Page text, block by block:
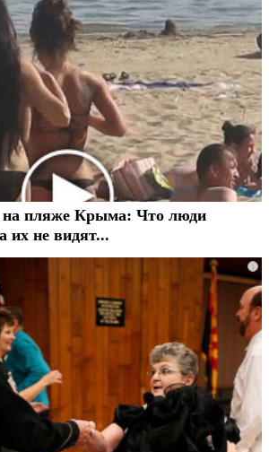
пляже Крыма: Что люди
их не видят...
i